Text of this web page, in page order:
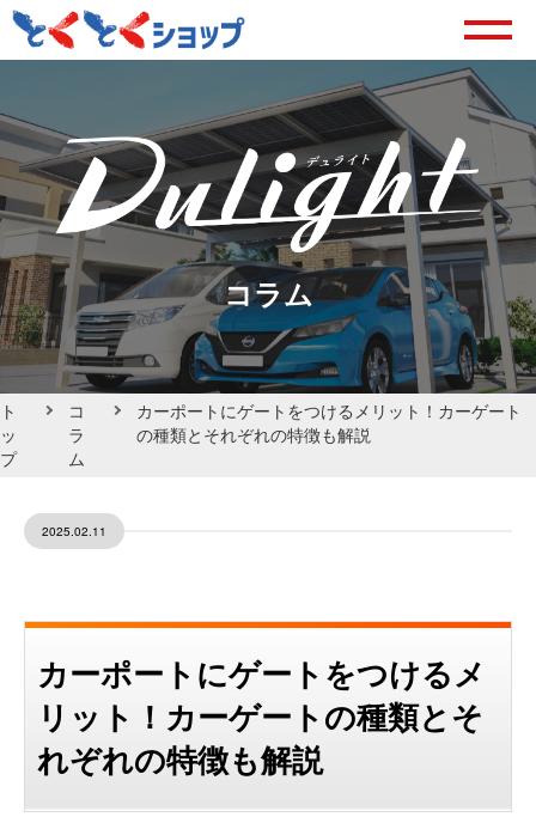
コラム
ト
ッ
プ
コ
ラ
ム
カーポートにゲートをつけるメリット！カーゲート
の種類とそれぞれの特徴も解説
2025.02.11
カーポートにゲートをつけるメ
リット！カーゲートの種類とそ
れぞれの特徴も解説